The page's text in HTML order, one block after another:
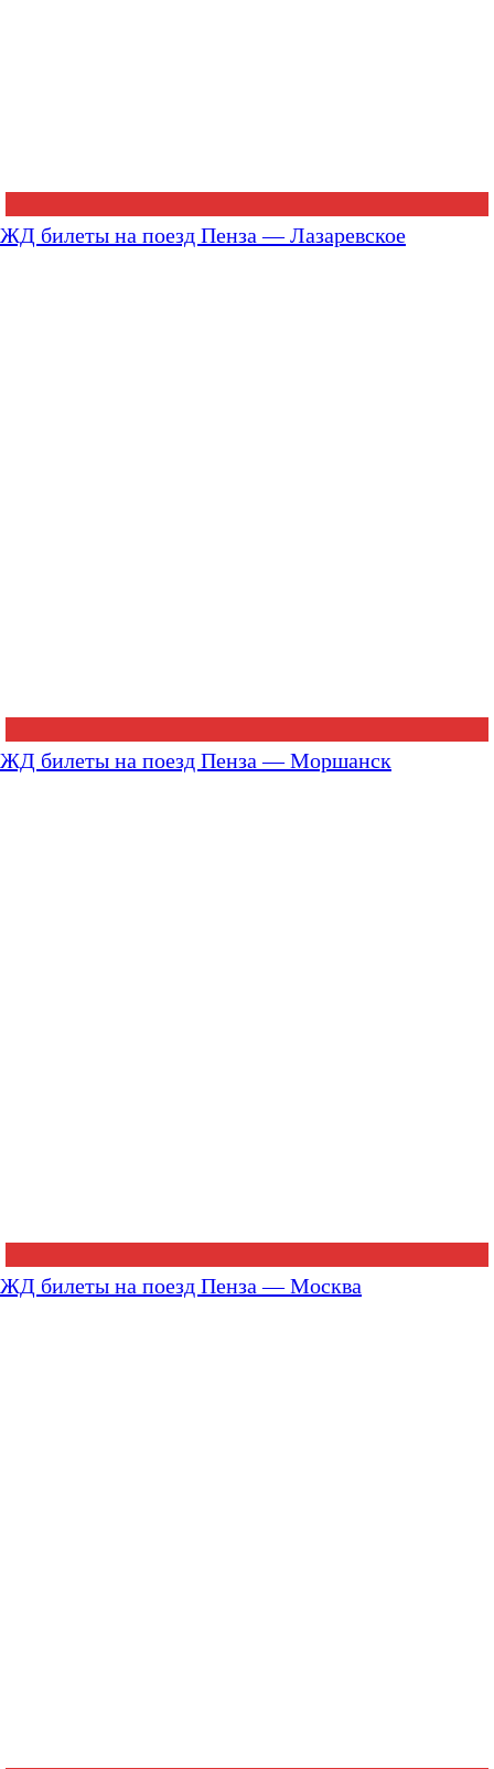
ЖД билеты на поезд Пенза — Лазаревское
ЖД билеты на поезд Пенза — Моршанск
ЖД билеты на поезд Пенза — Москва